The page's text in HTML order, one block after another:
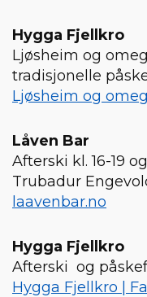
Hygga Fjellkro
Ljøsheim og
tradisjonelle
Ljøsheim og
Låven Bar
Afterski kl. 16-19
Trubadur
laavenbar.no
Hygga Fjellkro
Afterski og
Hygga Fjellkro |